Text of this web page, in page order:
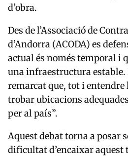
d’obra.
Des de l’Associació de
d’Andorra (ACODA) es
actual és només temporal i
una infraestructura estable.
remarcat que, tot i
trobar ubicacions
per al país”.
Aquest debat torna a posar
dificultat d’encaixar aquest